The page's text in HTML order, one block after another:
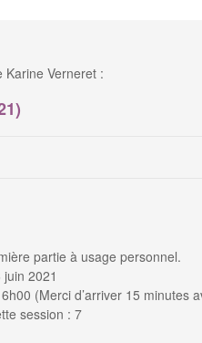
Karine Verneret :
partie à usage personnel.
2021
(Merci d’arriver 15 minutes
session : 7